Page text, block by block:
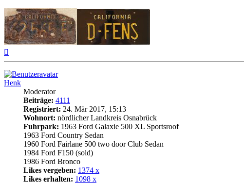
Henk
Moderator
Beiträge: 4111
Registriert: 24. Mär 2017, 15:13
Wohnort: nördlicher Landkreis Osnabrück
Fuhrpark: 1963 Ford Galaxie 500 XL Sportsroof
1963 Ford Country Sedan
1960 Ford Fairlane 500 two door Club Sedan
1984 Ford F150 (sold)
1986 Ford Bronco
Likes vergeben: 1374 x
Likes erhalten: 1098 x